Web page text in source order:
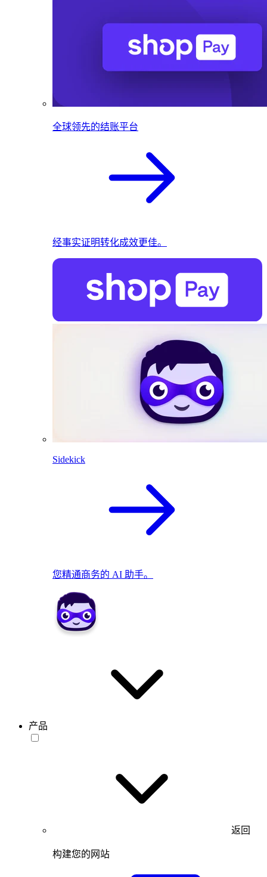
全球领先的结账平台
经事实证明转化成效更佳。
Sidekick
您精通商务的 AI 助手。
产品
返回
构建您的网站